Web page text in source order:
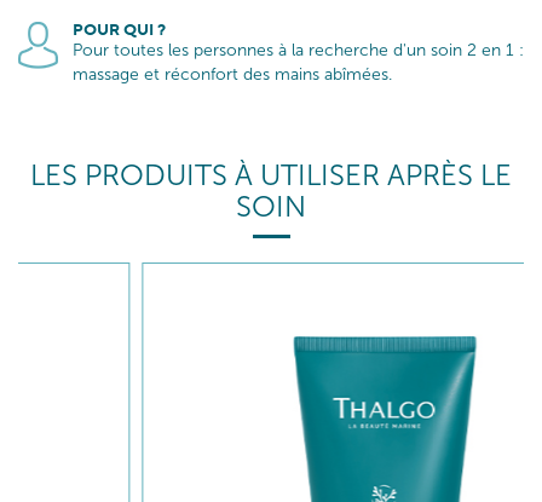
POUR QUI ?
Pour toutes les personnes à la recherche d'un soin 2 en 1 :
massage et réconfort des mains abîmées.
LES PRODUITS À UTILISER APRÈS LE
SOIN